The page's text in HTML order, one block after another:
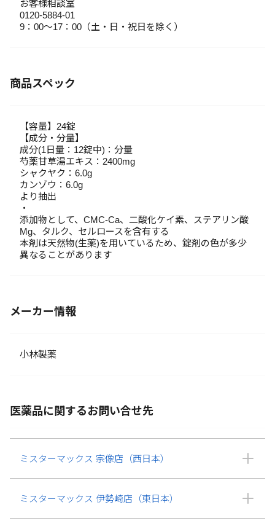
お客様相談室
0120-5884-01
9：00～17：00（土・日・祝日を除く）
商品スペック
【容量】24錠
【成分・分量】
成分(1日量：12錠中)：分量
芍薬甘草湯エキス：2400mg
シャクヤク：6.0g
カンゾウ：6.0g
より抽出
・
添加物として、CMC-Ca、二酸化ケイ素、ステアリン酸
Mg、タルク、セルロースを含有する
本剤は天然物(生薬)を用いているため、錠剤の色が多少
異なることがあります
メーカー情報
小林製薬
医薬品に関するお問い合せ先
ミスターマックス 宗像店（西日本）
ミスターマックス 伊勢崎店（東日本）